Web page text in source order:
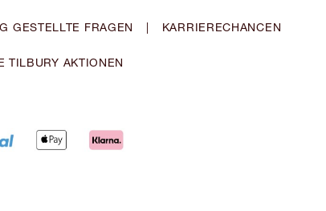
GESTELLTE FRAGEN | KARRIERECHANCEN
TILBURY AKTIONEN